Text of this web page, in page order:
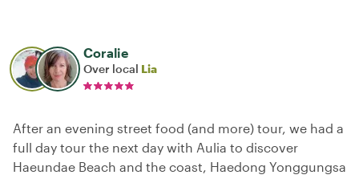
Coralie
Over local Lia
After an evening street food (and more) tour, we had a
full day tour the next day with Aulia to discover
Haeundae Beach and the coast, Haedong Yonggungsa